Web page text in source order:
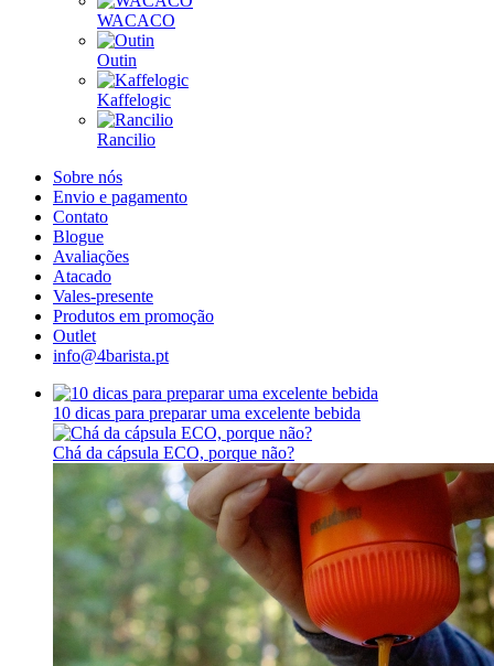
WACACO
Outin
Kaffelogic
Rancilio
Sobre nós
Envio e pagamento
Contato
Blogue
Avaliações
Atacado
Vales-presente
Produtos em promoção
Outlet
info@4barista.pt
10 dicas para preparar uma excelente bebida
Chá da cápsula ECO, porque não?